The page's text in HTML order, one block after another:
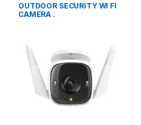
OUTDOOR SECURITY WI FI
CAMERA .